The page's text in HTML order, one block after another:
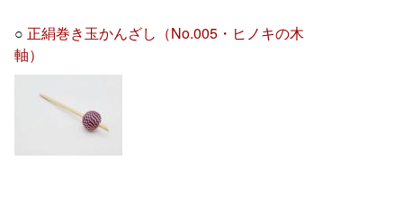
○ 正絹巻き玉かんざし（No.005・ヒノキの木
軸）